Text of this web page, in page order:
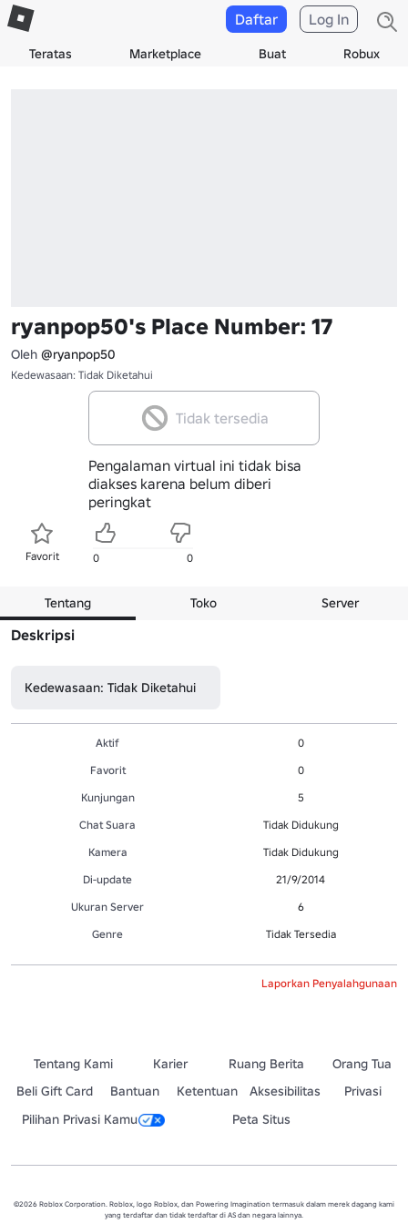
Teratas Marketplace Buat Robux
Daftar Log In
ryanpop50's Place Number: 17
Oleh @ryanpop50
Kedewasaan: Tidak Diketahui
Tidak tersedia
Pengalaman virtual ini tidak bisa
diakses karena belum diberi
peringkat
Favorit 0 0
Tentang Toko Server
Deskripsi
Kedewasaan: Tidak Diketahui
Aktif
0
Favorit
0
Kunjungan
5
Chat Suara
Tidak Didukung
Kamera
Tidak Didukung
Di-update
21/9/2014
Ukuran Server
6
Genre
Tidak Tersedia
Laporkan Penyalahgunaan
Tentang Kami Karier Ruang Berita
Orang Tua
Beli Gift Card
Bantuan Ketentuan Aksesibilitas
Privasi
Pilihan Privasi Kamu
Peta Situs
©2026 Roblox Corporation. Roblox, logo Roblox, dan Powering Imagination termasuk dalam merek dagang kami
yang terdaftar dan tidak terdaftar di AS dan negara lainnya.